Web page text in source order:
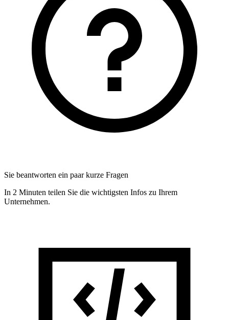
Sie beantworten ein paar kurze Fragen
In 2 Minuten teilen Sie die wichtigsten Infos zu Ihrem
Unternehmen.